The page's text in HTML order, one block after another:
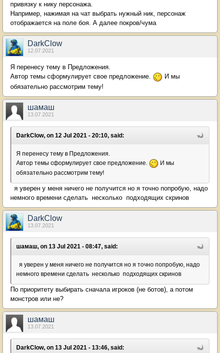
привязку к нику персонажа.
Например, нажимая на чат выбрать нужный ник, персонаж
отображается на поле боя. А далее покров/чума
DarkClow
12.07.2021
Я перенесу тему в Предложения.
Автор темы сформулирует свое предложение.
И мы
обязательно рассмотрим тему!
шамаш
13.07.2021
DarkClow, on 12 Jul 2021 - 20:10, said:
Я перенесу тему в Предложения.
Автор темы сформулирует свое предложение.
И мы
обязательно рассмотрим тему!
я уверен у меня ничего не получится но я точно попробую, надо
немного времени сделать несколько подходящих скринов
DarkClow
13.07.2021
шамаш, on 13 Jul 2021 - 08:47, said:
я уверен у меня ничего не получится но я точно попробую, надо
немного времени сделать несколько подходящих скринов
По приоритету выбирать сначала игроков (не ботов), а потом
монстров или не?
шамаш
13.07.2021
DarkClow, on 13 Jul 2021 - 13:46, said: